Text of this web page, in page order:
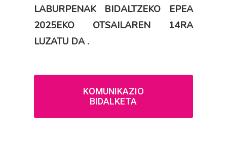
LABURPENAK BIDALTZEKO EPEA
2025EKO OTSAILAREN 14RA
LUZATU DA .
KOMUNIKAZIO
BIDALKETA